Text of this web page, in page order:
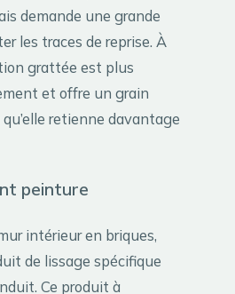
demande une grande
les traces de reprise. À
grattée est plus
et offre un grain
retienne davantage
peinture
intérieur en briques,
de lissage spécifique
Ce produit à